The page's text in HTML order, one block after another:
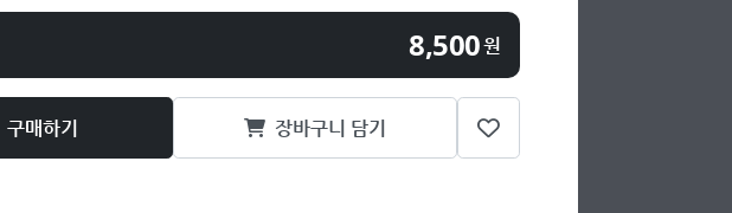
8,500원
구매하기 장바구니 담기